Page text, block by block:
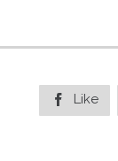
 Like